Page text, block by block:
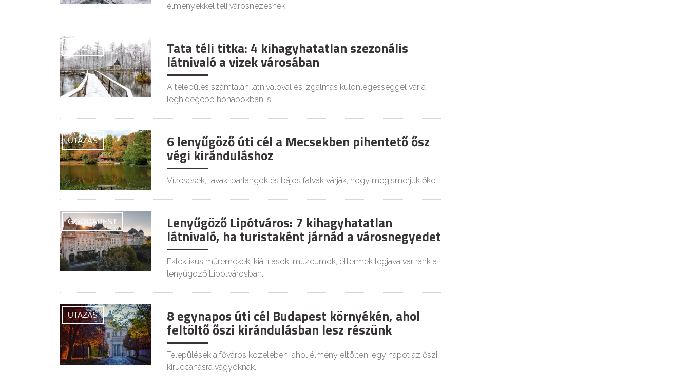
élményekkel teli városnézésnek.
UTAZÁS Tata téli titka: 4 kihagyhatatlan szezonális
látnivaló a vizek városában
A település számtalan látnivalóval és izgalmas különlegességgel vár a
leghidegebb hónapokban is.
UTAZÁS 6 lenyűgöző úti cél a Mecsekben pihentető ősz
végi kiránduláshoz
Vízesések, tavak, barlangok és bájos falvak várják, hogy megismerjük őket.
GOODAPEST Lenyűgöző Lipótváros: 7 kihagyhatatlan
látnivaló, ha turistaként járnád a városnegyedet
Eklektikus műremekek, kiállítások, múzeumok, éttermek legjava vár ránk a
lenyűgöző Lipótvárosban.
UTAZÁS 8 egynapos úti cél Budapest környékén, ahol
feltöltő őszi kirándulásban lesz részünk
Települések a főváros közelében, ahol élmény eltölteni egy napot az őszi
kiruccanásra vágyóknak.